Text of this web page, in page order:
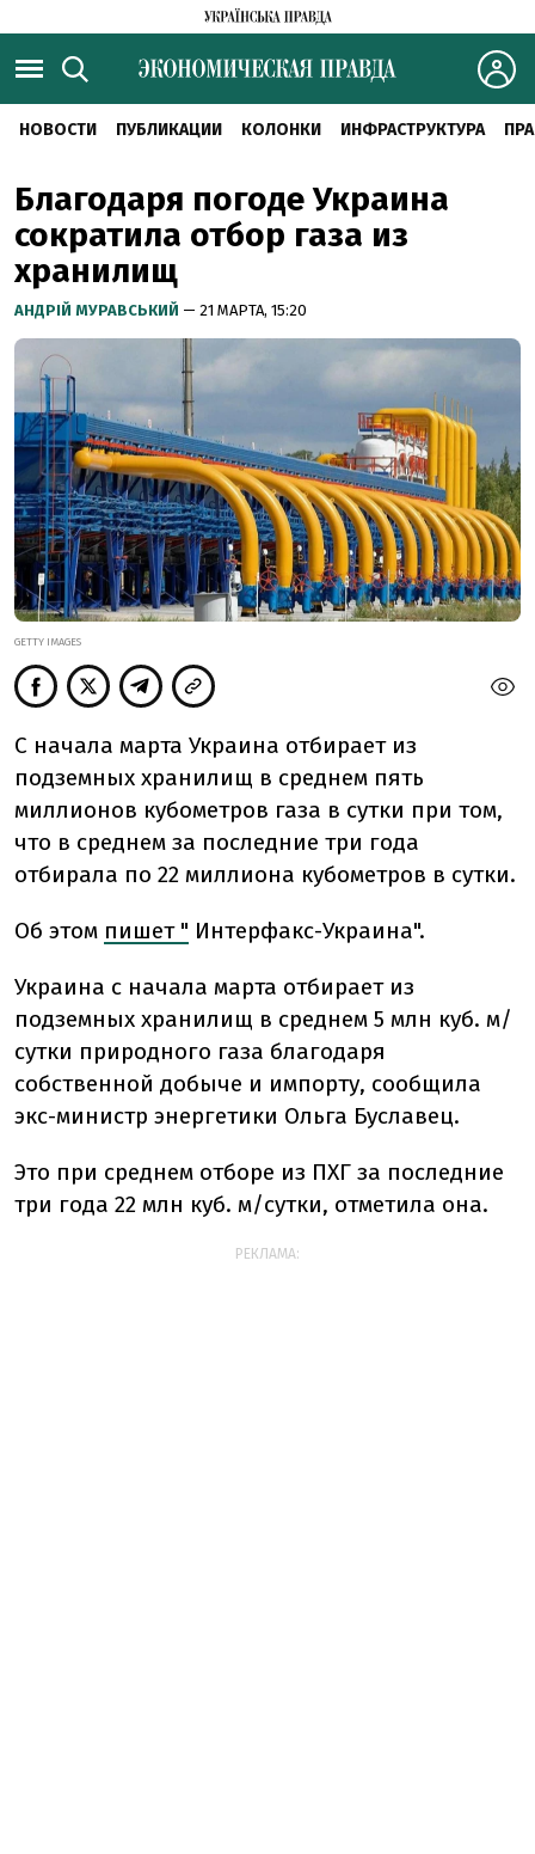
НОВОСТИ ПУБЛИКАЦИИ КОЛОНКИ ИНФРАСТРУКТУРА
Благодаря погоде Украина
сократила отбор газа из
хранилищ
АНДРІЙ МУРАВСЬКИЙ — 21 МАРТА, 15:20
GETTY IMAGES
С начала марта Украина отбирает из
подземных хранилищ в среднем пять
миллионов кубометров газа в сутки при том,
что в среднем за последние три года
отбирала по 22 миллиона кубометров в сутки.
Об этом пишет " Интерфакс-Украина".
Украина с начала марта отбирает из
подземных хранилищ в среднем 5 млн куб. м/
сутки природного газа благодаря
собственной добыче и импорту, сообщила
экс-министр энергетики Ольга Буславец.
Это при среднем отборе из ПХГ за последние
три года 22 млн куб. м/сутки, отметила она.
РЕКЛАМА: